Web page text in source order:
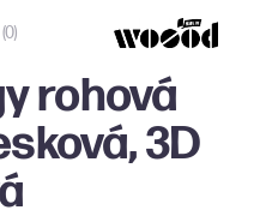
(0)
rohová
3D